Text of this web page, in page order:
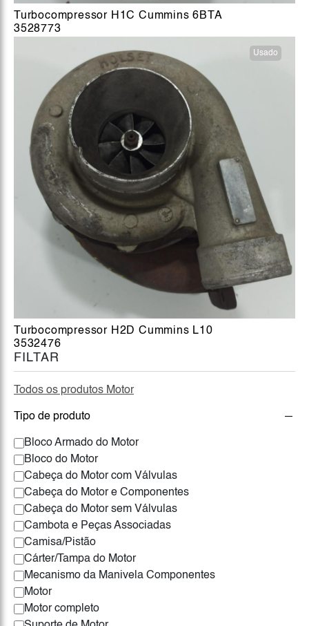
FILTAR
Todos os produtos Motor
Tipo de produto
Bloco Armado do Motor
Bloco do Motor
Cabeça do Motor com Válvulas
Cabeça do Motor e Componentes
Cabeça do Motor sem Válvulas
Cambota e Peças Associadas
Camisa/Pistão
Cárter/Tampa do Motor
Mecanismo da Manivela Componentes
Motor
Motor completo
Turbocompressor H1C Cummins 6BTA
3528773
Usado
Turbocompressor H2D Cummins L10
3532476